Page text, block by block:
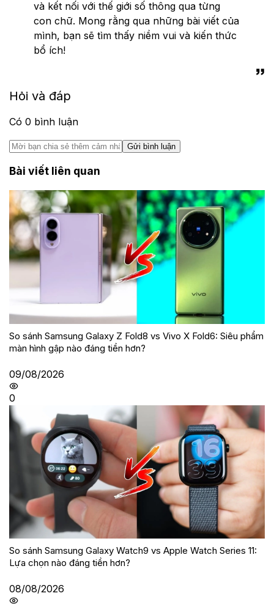
Triệu Vy
Là một người trẻ đầy nhiệt huyết, mình
chuyện công nghệ, giúp bạn đọc cảm nhận
và kết nối với thế giới số thông qua từng
con chữ. Mong rằng qua những bài viết của
mình, bạn sẽ tìm thấy niềm vui và kiến thức
Hỏi và đáp
Có0bình luận
Gửi bình luận
Bài viết liên quan
So sánh Samsung Galaxy Z Fold8 vs Vivo X Fold6: Siêu phẩm
màn hình gập nào đáng tiền hơn?
09/08/2026
0